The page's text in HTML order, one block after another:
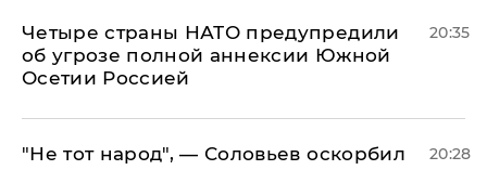
Четыре страны НАТО предупредили
об угрозе полной аннексии Южной
Осетии Россией
20:35
​"Не тот народ", — Соловьев оскорбил
20:28